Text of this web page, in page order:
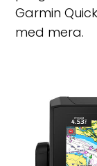
Garmin
med mera.